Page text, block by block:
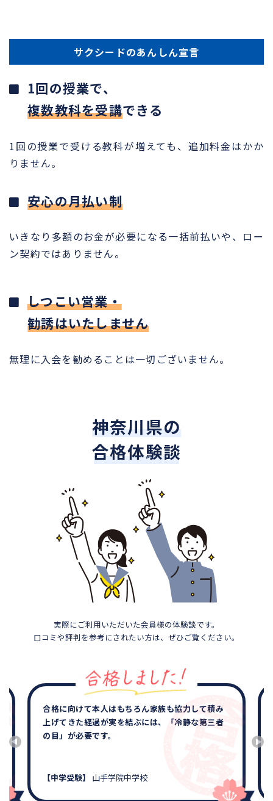
サクシードのあんしん宣言
1回の授業で、
複数教科を受講できる
1回の授業で受ける教科が増えても、追加料金はかか
りません。
安心の月払い制
いきなり多額のお金が必要になる一括前払いや、ロー
ン契約ではありません。
しつこい営業・
勧誘はいたしません
無理に入会を勧めることは一切ございません。
神奈川県の
合格体験談
実際にご利用いただいた会員様の体験談です。
口コミや評判を参考にされたい方は、ぜひご覧ください。
合格に向けて本人はもちろん家族も協力して積み
上げてきた経過が実を結ぶには、「冷静な第三者
の目」が必要です。
【中学受験】 山手学院中学校